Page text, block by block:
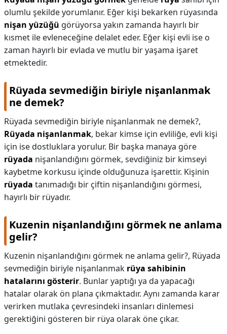
olumlu şekilde yorumlanır. Eğer kişi bekarken rüyasında
nişan yüzüğü görüyorsa yakın zamanda hayırlı bir
kısmet ile evleneceğine delalet eder. Eğer kişi evli ise o
zaman hayırlı bir evlada ve mutlu bir yaşama işaret
etmektedir.
Rüyada sevmediğin biriyle nişanlanmak
ne demek?
Rüyada sevmediğin biriyle nişanlanmak ne demek?,
Rüyada nişanlanmak, bekar kimse için evliliğe, evli kişi
için ise dostluklara yorulur. Bir başka manaya göre
rüyada nişanlandığını görmek, sevdiğiniz bir kimseyi
kaybetme korkusu içinde olduğunuza işarettir. Kişinin
rüyada tanımadığı bir çiftin nişanlandığını görmesi,
hayırlı bir rüyadır.
Kuzenin nişanlandığını görmek ne anlama
gelir?
Kuzenin nişanlandığını görmek ne anlama gelir?, Rüyada
sevmediğin biriyle nişanlanmak rüya sahibinin
hatalarını gösterir. Bunlar yaptığı ya da yapacağı
hatalar olarak ön plana çıkmaktadır. Aynı zamanda karar
verirken mutlaka çevresindeki insanları dinlemesi
gerektiğini gösteren bir rüya olarak öne çıkar.